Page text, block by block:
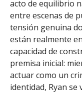
acto de equilibrio
entre escenas de
tensión genuina
están realmente
capacidad de
premisa inicial:
actuar como un
identidad, Ryan